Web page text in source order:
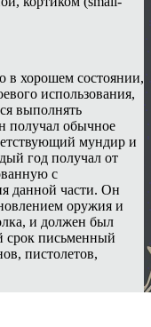
в хорошем состоянии,
использования,
выполнять
получал обычное
мундир и
год получал от
с
данной части. Он
оружия и
и должен был
срок письменный
пистолетов,